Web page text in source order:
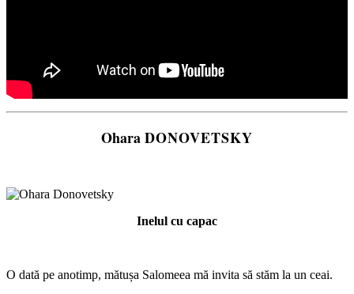
OharaDONOVETSKY
Inelul cu capac
O dată pe anotimp, mătușa Salomeea mă invita să stăm la un ceai.